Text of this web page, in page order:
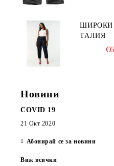
ШИРОКИ
ТАЛИЯ
Новини
COVID 19
21 Окт 2020
Абонирай се за новини
Виж всички